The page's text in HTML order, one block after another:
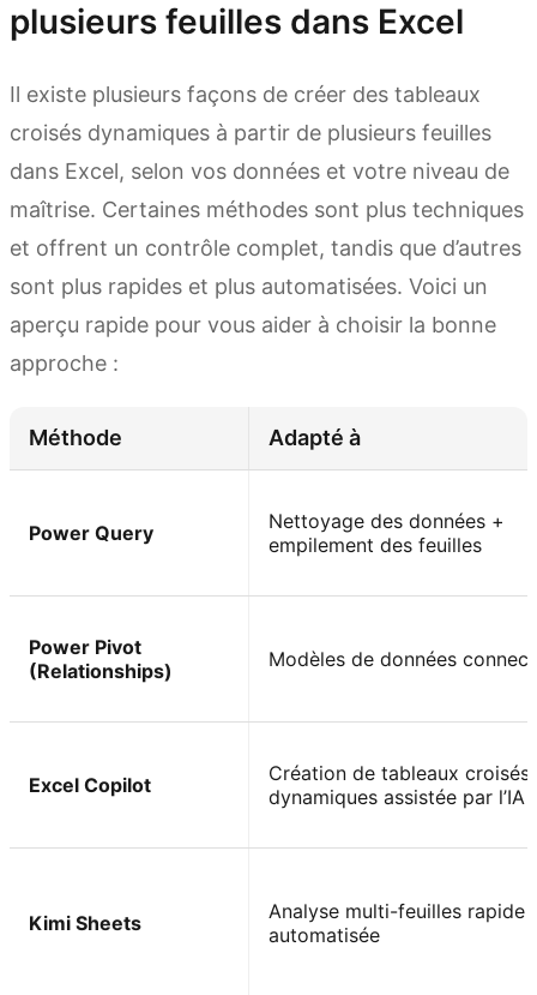
plusieurs feuilles dans Excel
Il existe plusieurs façons de créer des tableaux
croisés dynamiques à partir de plusieurs feuilles
dans Excel, selon vos données et votre niveau de
maîtrise. Certaines méthodes sont plus techniques
et offrent un contrôle complet, tandis que d’autres
sont plus rapides et plus automatisées. Voici un
aperçu rapide pour vous aider à choisir la bonne
approche :
Méthode Adapté à
Power Query
Nettoyage des données +
empilement des feuilles
Power Pivot
(Relationships)
Modèles de données
Excel Copilot
Création de tableaux croisés
dynamiques assistée par l’IA
Kimi Sheets
Analyse multi-feuilles rapide
automatisée